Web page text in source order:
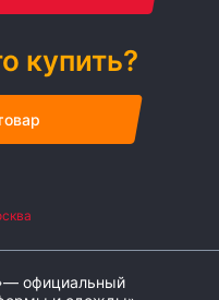
купить?
официальный